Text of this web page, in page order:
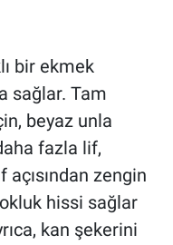
bir ekmek
sağlar. Tam
beyaz unla
fazla lif,
zengin
hissi sağlar
kan şekerini